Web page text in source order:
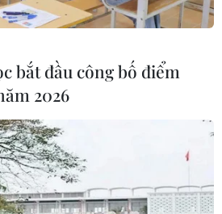
bắt đầu công bố điểm
2026